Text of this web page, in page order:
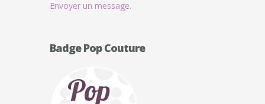
Envoyer un message.
Badge Pop Couture